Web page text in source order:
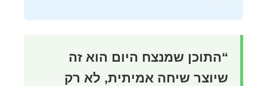
“התוכן שמנצח היום הוא זה
שיוצר שיחה אמיתית, לא רק